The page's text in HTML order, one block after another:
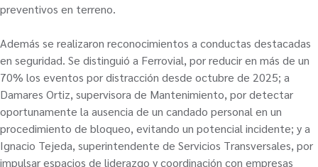
preventivos en terreno.
Además se realizaron reconocimientos a conductas destacadas
en seguridad. Se distinguió a Ferrovial, por reducir en más de un
70% los eventos por distracción desde octubre de 2025; a
Damares Ortiz, supervisora de Mantenimiento, por detectar
oportunamente la ausencia de un candado personal en un
procedimiento de bloqueo, evitando un potencial incidente; y a
Ignacio Tejeda, superintendente de Servicios Transversales, por
impulsar espacios de liderazgo y coordinación con empresas